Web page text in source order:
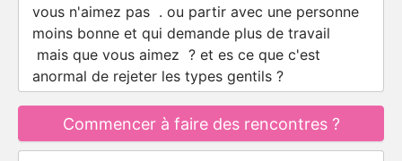
vous n'aimez pas . ou partir avec une personne
moins bonne et qui demande plus de travail
mais que vous aimez ? et es ce que c'est
anormal de rejeter les types gentils ?
Commencer à faire des rencontres ?